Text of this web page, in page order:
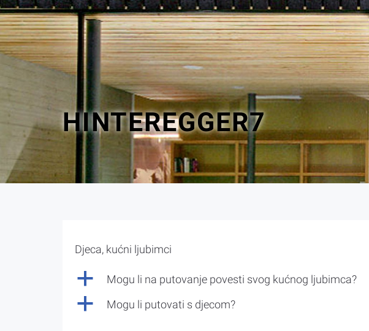
HINTEREGGER7
Djeca, kućni ljubimci
a Mogu li na putovanje povesti svog kućnog ljubimca?
a Mogu li putovati s djecom?